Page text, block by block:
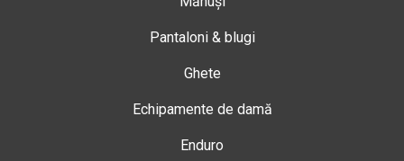
Pantaloni & blugi
Ghete
Echipamente de damă
Enduro